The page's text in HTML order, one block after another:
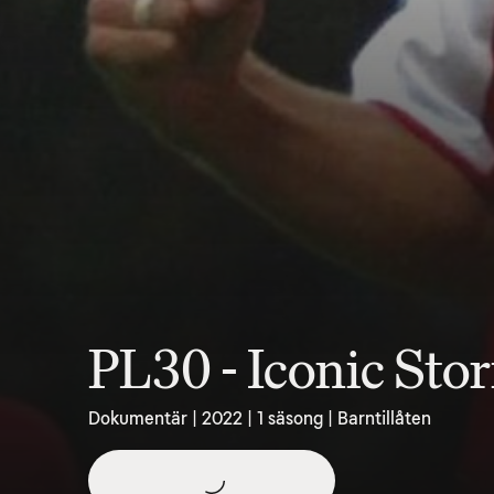
PL30 - Iconic
Dokumentär | 2022 | 1 säsong | Barntillåten